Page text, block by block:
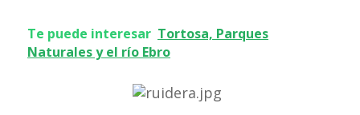
Te puede interesar Tortosa, Parques
Naturales y el río Ebro